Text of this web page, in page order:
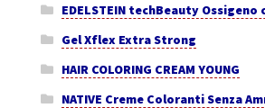
EDELSTEIN techBeauty Ossigeno
Gel Xflex Extra Strong
HAIR COLORING CREAM YOUNG
NATIVE Creme Coloranti Senza